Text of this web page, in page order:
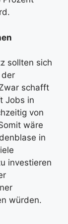
sollten sich
der
schafft
Jobs in
von
wäre
in
investieren
würden.